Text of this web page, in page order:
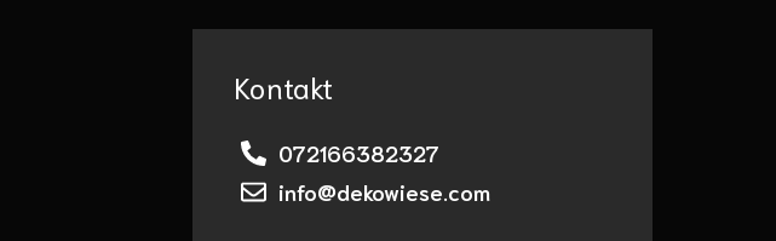
Kontakt
072166382327
info@dekowiese.com